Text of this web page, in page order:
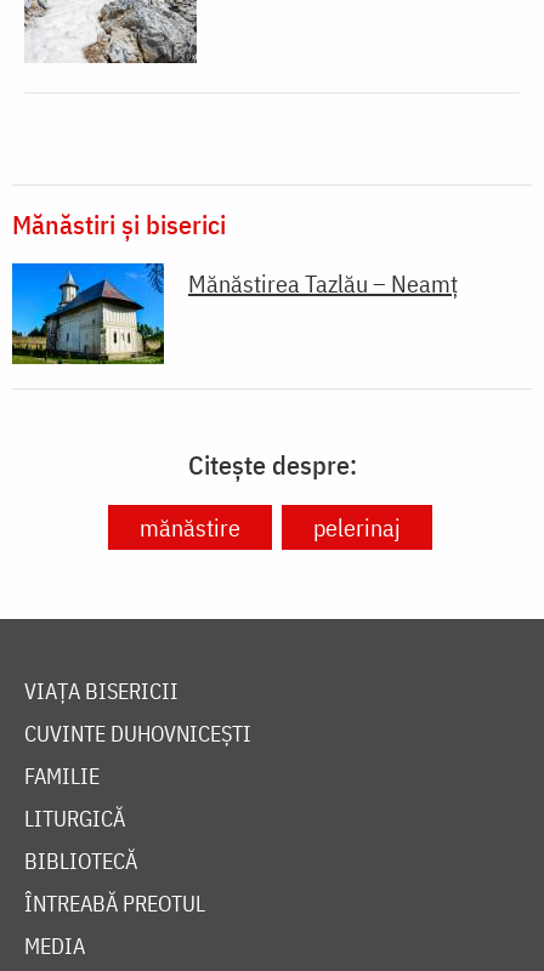
Mănăstiri și biserici
Mănăstirea Tazlău – Neamț
Citește despre:
mănăstire pelerinaj
VIAȚA BISERICII
CUVINTE DUHOVNICEȘTI
FAMILIE
LITURGICĂ
BIBLIOTECĂ
ÎNTREABĂ PREOTUL
MEDIA